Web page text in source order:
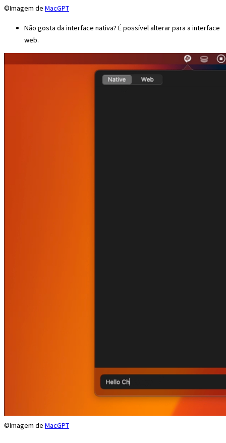
©Imagem de MacGPT
Não gosta da interface nativa? É possível alterar para a interface
web.
©Imagem de MacGPT